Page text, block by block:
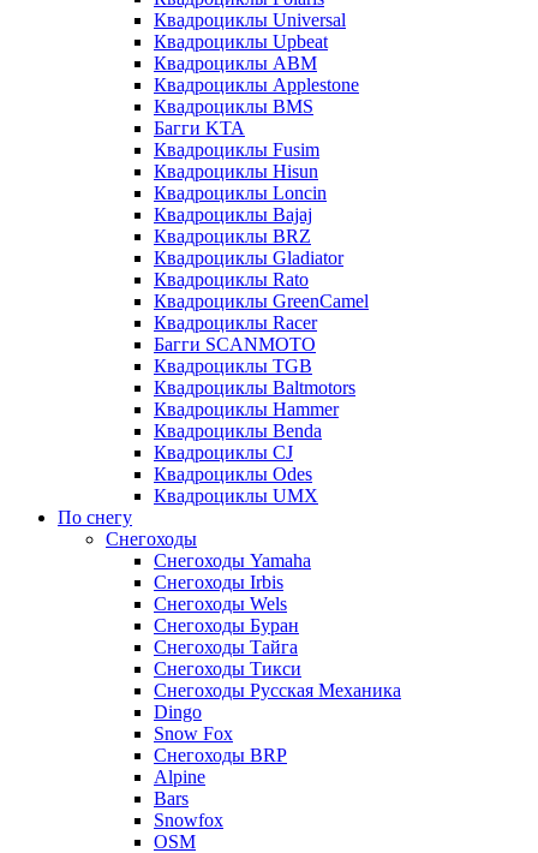
Квадроциклы Universal
Квадроциклы Upbeat
Квадроциклы ABM
Квадроциклы Applestone
Квадроциклы BMS
Багги KTA
Квадроциклы Fusim
Квадроциклы Hisun
Квадроциклы Loncin
Квадроциклы Bajaj
Квадроциклы BRZ
Квадроциклы Gladiator
Квадроциклы Rato
Квадроциклы GreenCamel
Квадроциклы Racer
Багги SCANMOTO
Квадроциклы TGB
Квадроциклы Baltmotors
Квадроциклы Hammer
Квадроциклы Benda
Квадроциклы CJ
Квадроциклы Odes
Квадроциклы UMX
По снегу
Снегоходы
Снегоходы Yamaha
Снегоходы Irbis
Снегоходы Wels
Снегоходы Буран
Снегоходы Тайга
Снегоходы Тикси
Снегоходы Русская Механика
Dingo
Snow Fox
Снегоходы BRP
Alpine
Bars
Snowfox
OSM